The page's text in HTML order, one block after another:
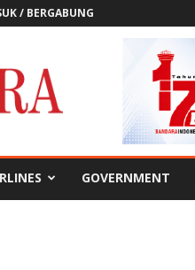
/ BERGABUNG
GOVERNMENT